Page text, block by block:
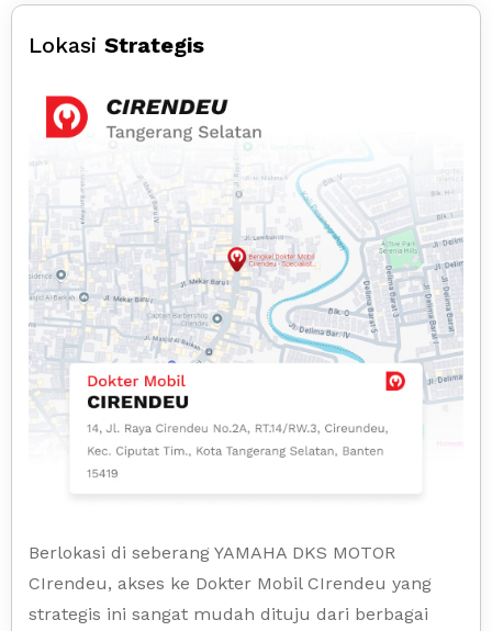
Lokasi Strategis
Berlokasi di seberang YAMAHA DKS MOTOR
CIrendeu, akses ke Dokter Mobil CIrendeu yang
strategis ini sangat mudah dituju dari berbagai